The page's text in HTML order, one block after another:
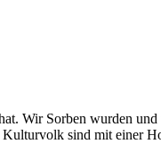
Wir Sorben wurden und
sind mit einer